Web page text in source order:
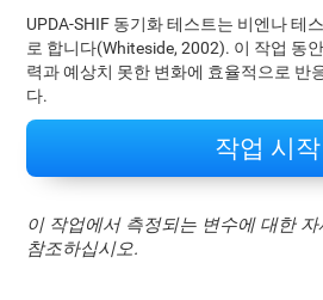
UPDA-SHIF 동기화 테스트는 비엔나 테
로 합니다(Whiteside, 2002). 이 작업 동
력과 예상치 못한 변화에 효율적으로 반
다.
작업 시작
이 작업에서 측정되는 변수에 대한
참조하십시오.